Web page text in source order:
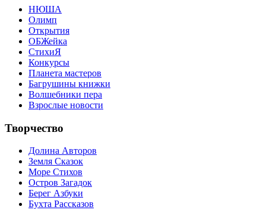
НЮША
Олимп
Открытия
ОБЖейка
СтихиЯ
Конкурсы
Планета мастеров
Багрушины книжки
Волшебники пера
Взрослые новости
Творчество
Долина Авторов
Земля Сказок
Море Стихов
Остров Загадок
Берег Азбуки
Бухта Рассказов